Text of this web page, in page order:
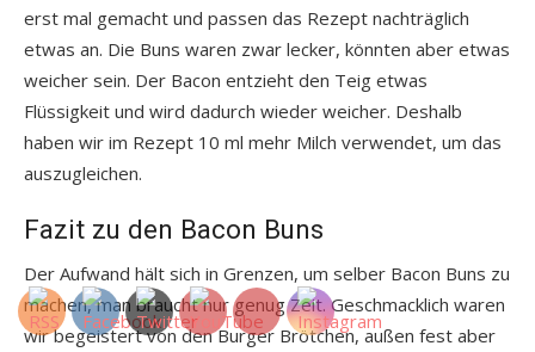
erst mal gemacht und passen das Rezept nachträglich
etwas an. Die Buns waren zwar lecker, könnten aber etwas
weicher sein. Der Bacon entzieht den Teig etwas
Flüssigkeit und wird dadurch wieder weicher. Deshalb
haben wir im Rezept 10 ml mehr Milch verwendet, um das
auszugleichen.
Fazit zu den Bacon Buns
Der Aufwand hält sich in Grenzen, um selber Bacon Buns zu
machen, man braucht nur genug Zeit. Geschmacklich waren
wir begeistert von den Burger Brötchen, außen fest aber